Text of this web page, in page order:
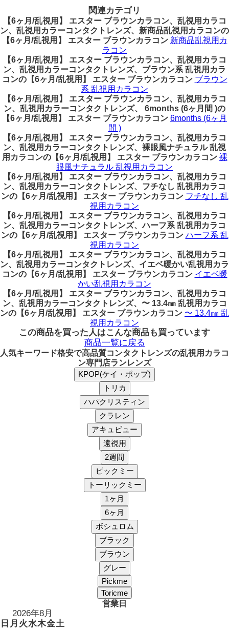
関連カテゴリ
【6ヶ月/乱視用】 エスター ブラウンカラコン、乱視用カラコ
ン、乱視用カラーコンタクトレンズ、新商品乱視用カラコンの
【6ヶ月/乱視用】 エスター ブラウンカラコン 新商品乱視用カ
ラコン
【6ヶ月/乱視用】 エスター ブラウンカラコン、乱視用カラコ
ン、乱視用カラーコンタクトレンズ、ブラウン系 乱視用カラ
コンの【6ヶ月/乱視用】 エスター ブラウンカラコン ブラウン
系 乱視用カラコン
【6ヶ月/乱視用】 エスター ブラウンカラコン、乱視用カラコ
ン、乱視用カラーコンタクトレンズ、 6months (6ヶ月間 )の
【6ヶ月/乱視用】 エスター ブラウンカラコン 6months (6ヶ月
間 )
【6ヶ月/乱視用】 エスター ブラウンカラコン、乱視用カラコ
ン、乱視用カラーコンタクトレンズ、裸眼風ナチュラル 乱視
用カラコンの【6ヶ月/乱視用】 エスター ブラウンカラコン 裸
眼風ナチュラル 乱視用カラコン
【6ヶ月/乱視用】 エスター ブラウンカラコン、乱視用カラコ
ン、乱視用カラーコンタクトレンズ、フチなし 乱視用カラコ
ンの【6ヶ月/乱視用】 エスター ブラウンカラコン フチなし 乱
視用カラコン
【6ヶ月/乱視用】 エスター ブラウンカラコン、乱視用カラコ
ン、乱視用カラーコンタクトレンズ、ハーフ系 乱視用カラコ
ンの【6ヶ月/乱視用】 エスター ブラウンカラコン ハーフ系 乱
視用カラコン
【6ヶ月/乱視用】 エスター ブラウンカラコン、乱視用カラコ
ン、乱視用カラーコンタクトレンズ、イエベ暖かい乱視用カラ
コンの【6ヶ月/乱視用】 エスター ブラウンカラコン イエベ暖
かい乱視用カラコン
【6ヶ月/乱視用】 エスター ブラウンカラコン、乱視用カラコ
ン、乱視用カラーコンタクトレンズ、〜 13.4㎜ 乱視用カラコ
ンの【6ヶ月/乱視用】 エスター ブラウンカラコン 〜 13.4㎜ 乱
視用カラコン
この商品を買った人はこんな商品も買っています
商品一覧に戻る
人気キーワード格安で高品質コンタクトレンズの乱視用カラコ
ン専門店ランレンズ
営業日
2026年8月
日 月 火水木金土